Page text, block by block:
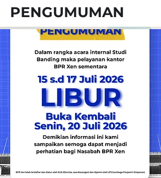
PENGUMUMAN